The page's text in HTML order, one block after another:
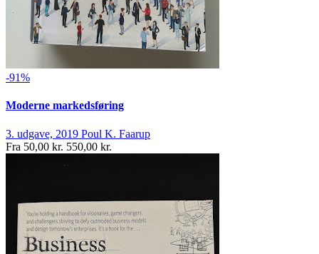
-91%
Moderne markedsføring
3. udgave, 2019 Poul K. Faarup
Fra 50,00 kr. 550,00 kr.